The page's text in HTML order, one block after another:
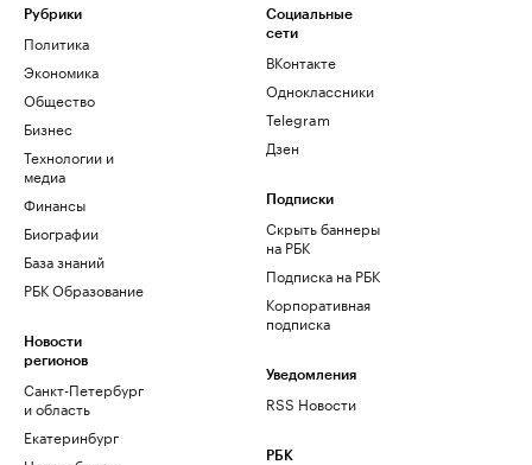
Рубрики
Политика
Экономика
Общество
Бизнес
Технологии и
медиа
Финансы
Биографии
База знаний
РБК Образование
Новости
регионов
Санкт-Петербург
и область
Екатеринбург
Социальные
сети
ВКонтакте
Одноклассники
Telegram
Дзен
Подписки
Скрыть баннеры
на РБК
Подписка на РБК
Корпоративная
подписка
Уведомления
RSS Новости
РБК